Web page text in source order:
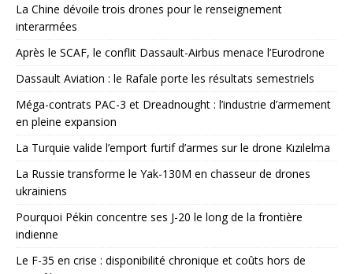
La Chine dévoile trois drones pour le renseignement
interarmées
Après le SCAF, le conflit Dassault-Airbus menace l’Eurodrone
Dassault Aviation : le Rafale porte les résultats semestriels
Méga-contrats PAC-3 et Dreadnought : l’industrie d’armement
en pleine expansion
La Turquie valide l’emport furtif d’armes sur le drone Kızılelma
La Russie transforme le Yak-130M en chasseur de drones
ukrainiens
Pourquoi Pékin concentre ses J-20 le long de la frontière
indienne
Le F-35 en crise : disponibilité chronique et coûts hors de